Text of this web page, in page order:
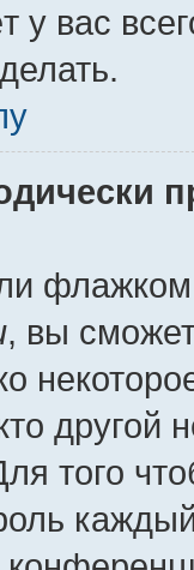
у вас
, вы
другой
того